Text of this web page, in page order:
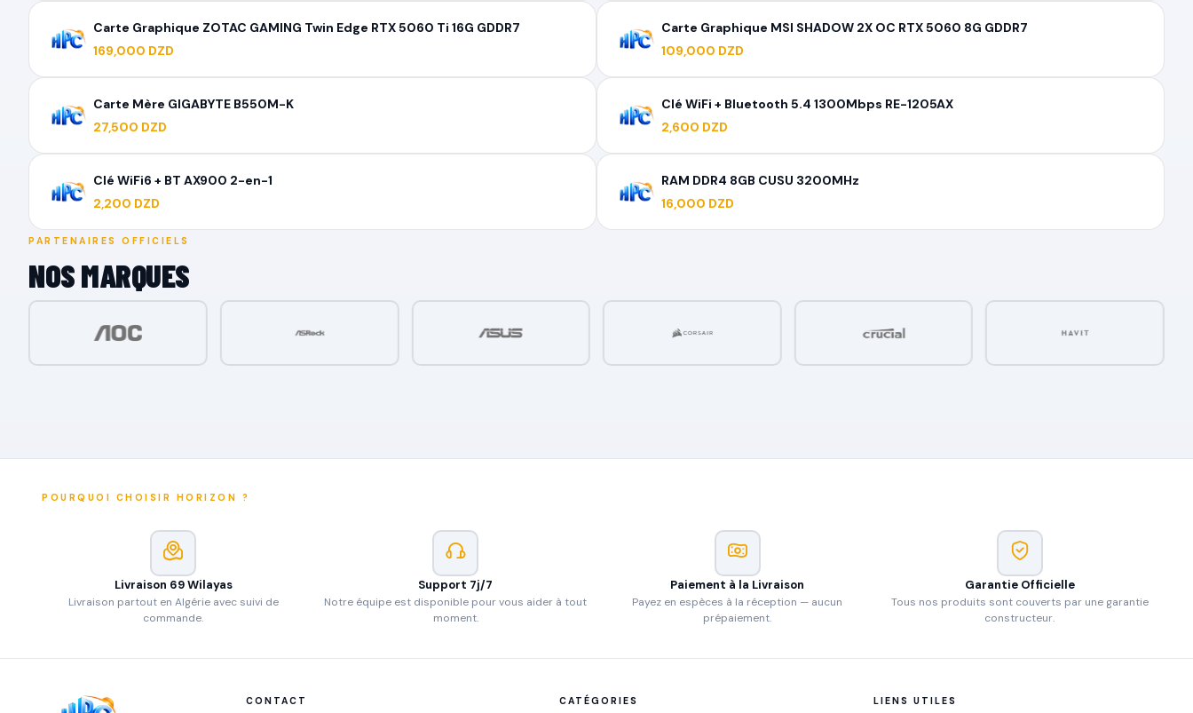
Carte Graphique ZOTAC GAMING Twin Edge RTX 5060 Ti 16G GDDR7
169,000 DZD
Carte Graphique MSI SHADOW 2X OC RTX 5060 8G GDDR7
109,000 DZD
Carte Mère GIGABYTE B550M-K
27,500 DZD
Clé WiFi + Bluetooth 5.4 1300Mbps RE-1205AX
2,600 DZD
Clé WiFi6 + BT AX900 2-en-1
2,200 DZD
RAM DDR4 8GB CUSU 3200MHz
16,000 DZD
PARTENAIRES OFFICIELS
NOS MARQUES
POURQUOI CHOISIR HORIZON ?
Livraison 69 Wilayas
Livraison partout en Algérie avec suivi de
commande.
Support 7j/7
Notre équipe est disponible pour vous aider à tout
moment.
Paiement à la Livraison
Payez en espèces à la réception — aucun
prépaiement.
Garantie Officielle
Tous nos produits sont couverts par une garantie
constructeur.
CONTACT CATÉGORIES LIENS UTILES